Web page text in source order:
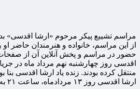
از این مراسم، خانواده و هنرمندان حاضر
حضور در مراسم و پخش آنلاین آن از
اقدسی روز چهارشنبه نهم مرداد ماه در
منتقل کرده بودند. زنده یاد ارشا اقدسی
ارشا اقدسی روز ۱۳ مردادماه، ساعت ۲۱ به وقت تهران جان به جان آفرین تسلیم کرد.